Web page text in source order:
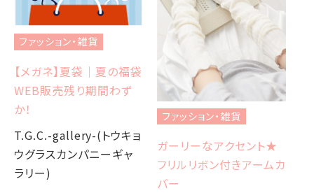
ファッション・雑貨
【メガネ】夏袋｜夏の福袋
WEB販売残り期間わず
か！
T.G.C.-gallery-(トウキョ
ウグラスカンパニーギャ
ラリー)
ファッション・雑貨
ガーリーなアクセント★
フリルリボン付きアームカ
バー